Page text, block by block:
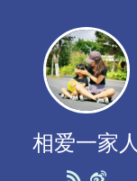
相爱一家人